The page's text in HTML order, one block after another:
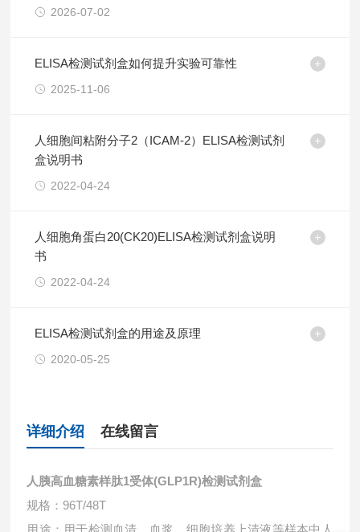
2026-07-02
ELISA检测试剂盒如何提升实验可靠性
2025-11-06
人细胞间粘附分子2（ICAM-2）ELISA检测试剂
盒说明书
2022-04-24
人细胞角蛋白20(CK20)ELISA检测试剂盒说明
书
2022-04-24
ELISA检测试剂盒的用途及原理
2020-05-25
详细介绍 在线留言
人胰高血糖素样肽1受体(GLP1R)检测试剂盒
规格：96T/48T
用途：用于检测血清、血浆、细胞培养上清液等样本中 人